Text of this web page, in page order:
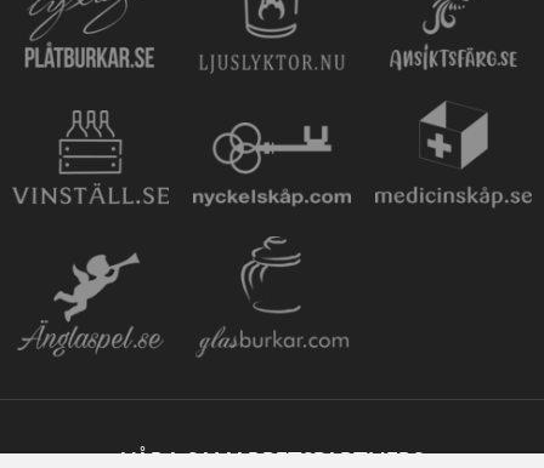
VÅRA SAMARBETSPARTNERS